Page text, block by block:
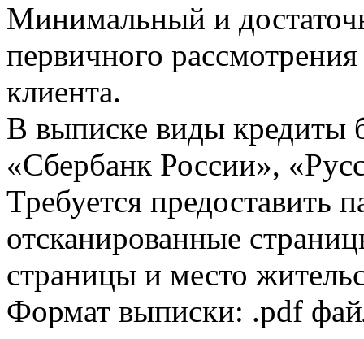
Минимальный и
первичного
клиента.
В выписке виды кредиты
«Сбербанк России»,
Требуется предоставить
отсканированные
страницы и место
Формат выписки: .pdf